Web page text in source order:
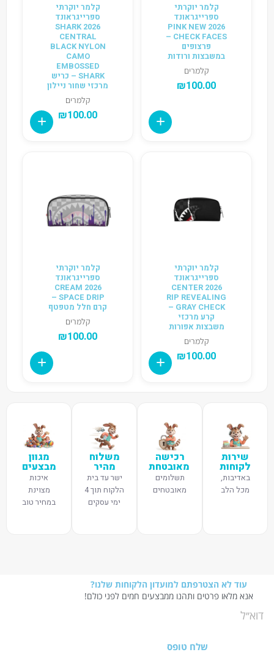
קלמר יוקרתי
ספרייגראונד
2026 PINK NEW
CHECK FACES –
פרצופים
במשבצות ורודות
קלמרים
₪100.00
קלמר יוקרתי
ספרייגראונד
2026 SHARK
CENTRAL
BLACK NYLON
CAMO
EMBOSSED
SHARK – כריש
מרכזי שחור ניילון
קלמרים
₪100.00
קלמר יוקרתי
ספרייגראונד
2026 CENTER
RIP REVEALING
GRAY CHECK –
קרע מרכזי
משבצות אפורות
קלמרים
₪100.00
קלמר יוקרתי
ספרייגראונד
2026 CREAM
SPACE DRIP –
קרם חלל מטפטף
קלמרים
₪100.00
שירות
לקוחות
באדיבות,
מכל הלב
רכישה
מאובטחת
תשלומים
מאובטחים
משלוח
מהיר
ישר עד בית
הלקוח תוך 4
ימי עסקים
מגוון
מבצעים
איכות
מצוינת
במחיר טוב
עוד לא הצטרפתם למועדון הלקוחות שלנו?
אנא מלאו פרטים ותהנו ממבצעים חמים לפני כולם!
שלח טופס